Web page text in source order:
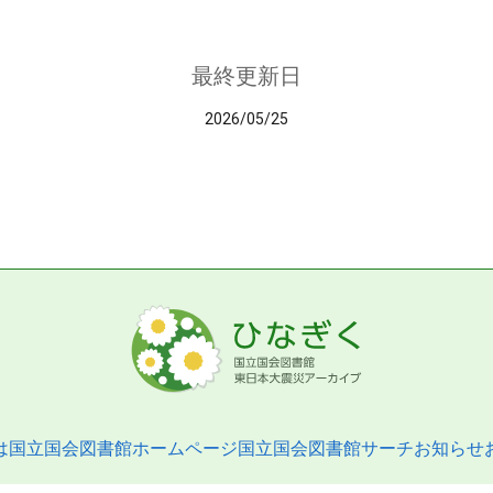
最終更新日
2026/05/25
国立国会図書館ホームページ国立国会図書館サーチお知らせ